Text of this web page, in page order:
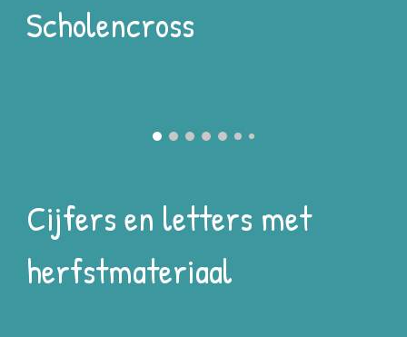
Scholencross
Cijfers en letters met
herfstmateriaal